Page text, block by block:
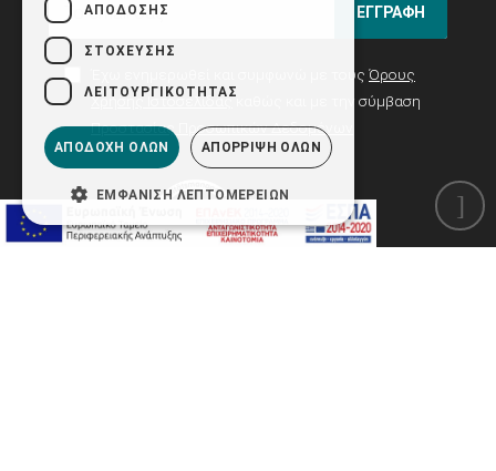
ΕΓΓΡΑΦΗ
Έχω ενημερωθεί και συμφωνώ με τους Όρους
Χρήσης Ιστοσελίδαςκαθώς και με την σύμβαση
Προστασίας Προσωπικών Δεδομένων
ΑΠΌΔΟΣΗΣ
ΣΤΌΧΕΥΣΗΣ
ΛΕΙΤΟΥΡΓΙΚΌΤΗΤΑΣ
ΑΠΟΔΟΧΉ ΌΛΩΝ ΑΠΌΡΡΙΨΗ ΌΛΩΝ
ΕΜΦΆΝΙΣΗ ΛΕΠΤΟΜΕΡΕΙΏΝ